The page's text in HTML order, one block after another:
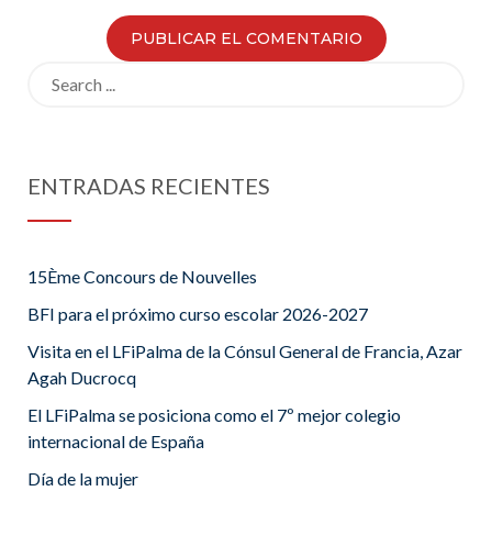
ENTRADAS RECIENTES
15Ème Concours de Nouvelles
BFI para el próximo curso escolar 2026-2027
Visita en el LFiPalma de la Cónsul General de Francia, Azar
Agah Ducrocq
El LFiPalma se posiciona como el 7º mejor colegio
internacional de España
Día de la mujer